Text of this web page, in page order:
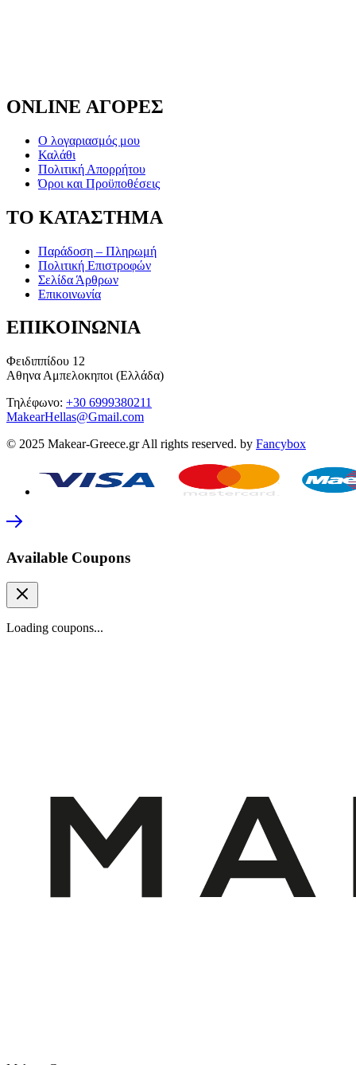
ONLINE ΑΓΟΡΕΣ
Ο λογαριασμός μου
Καλάθι
Πολιτική Απορρήτου
Όροι και Προϋποθέσεις
ΤΟ ΚΑΤΑΣΤΗΜΑ
Παράδοση – Πληρωμή
Πολιτική Επιστροφών
Σελίδα Άρθρων
Επικοινωνία
ΕΠΙΚΟΙΝΩΝΙΑ
Φειδιππίδου 12
Αθηνα Αμπελοκηποι (Ελλάδα)
Τηλέφωνο: +30 6999380211
MakearHellas@Gmail.com
© 2025 Makear-Greece.gr All rights reserved. by Fancybox
Available Coupons
Loading coupons...